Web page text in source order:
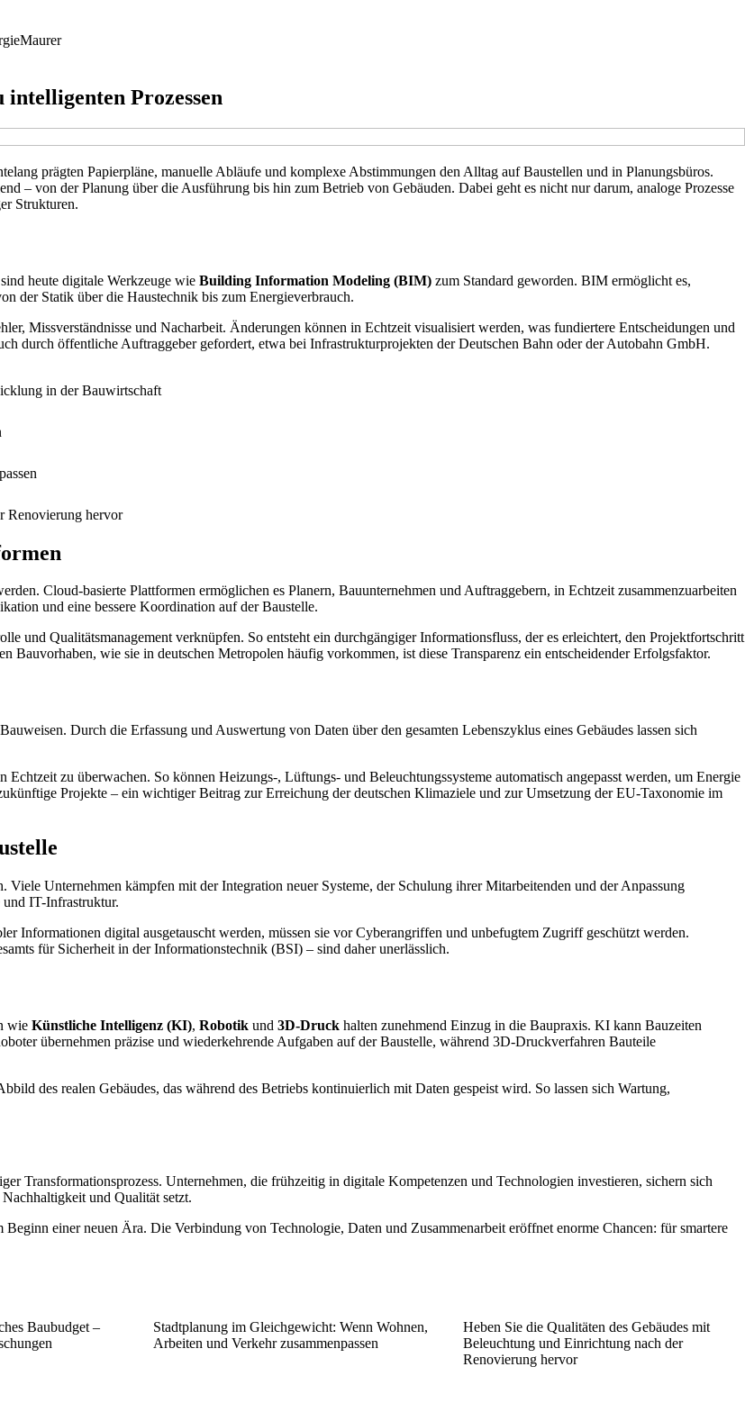
Maurer
Prozessen
prägten Papierpläne, manuelle Abläufe und komplexe Abstimmungen den Alltag auf Baustellen und in Planungsbüros.
– von der Planung über die Ausführung bis hin zum Betrieb von Gebäuden. Dabei geht es nicht nur darum, analoge Prozesse
Strukturen.
heute digitale Werkzeuge wie Building Information Modeling (BIM) zum Standard geworden. BIM ermöglicht es,
der Statik über die Haustechnik bis zum Energieverbrauch.
Missverständnisse und Nacharbeit. Änderungen können in Echtzeit visualisiert werden, was fundiertere Entscheidungen und
durch öffentliche Auftraggeber gefordert, etwa bei Infrastrukturprojekten der Deutschen Bahn oder der Autobahn GmbH.
in der Bauwirtschaft
Renovierung hervor
Cloud-basierte Plattformen ermöglichen es Planern, Bauunternehmen und Auftraggebern, in Echtzeit zusammenzuarbeiten
und eine bessere Koordination auf der Baustelle.
und Qualitätsmanagement verknüpfen. So entsteht ein durchgängiger Informationsfluss, der es erleichtert, den Projektfortschritt
Bauvorhaben, wie sie in deutschen Metropolen häufig vorkommen, ist diese Transparenz ein entscheidender Erfolgsfaktor.
Durch die Erfassung und Auswertung von Daten über den gesamten Lebenszyklus eines Gebäudes lassen sich
Echtzeit zu überwachen. So können Heizungs-, Lüftungs- und Beleuchtungssysteme automatisch angepasst werden, um Energie
Projekte – ein wichtiger Beitrag zur Erreichung der deutschen Klimaziele und zur Umsetzung der EU-Taxonomie im
Unternehmen kämpfen mit der Integration neuer Systeme, der Schulung ihrer Mitarbeitenden und der Anpassung
IT-Infrastruktur.
Informationen digital ausgetauscht werden, müssen sie vor Cyberangriffen und unbefugtem Zugriff geschützt werden.
für Sicherheit in der Informationstechnik (BSI) – sind daher unerlässlich.
wie Künstliche Intelligenz (KI), Robotik und 3D-Druck halten zunehmend Einzug in die Baupraxis. KI kann Bauzeiten
übernehmen präzise und wiederkehrende Aufgaben auf der Baustelle, während 3D-Druckverfahren Bauteile
des realen Gebäudes, das während des Betriebs kontinuierlich mit Daten gespeist wird. So lassen sich Wartung,
Transformationsprozess. Unternehmen, die frühzeitig in digitale Kompetenzen und Technologien investieren, sichern sich
und Qualität setzt.
einer neuen Ära. Die Verbindung von Technologie, Daten und Zusammenarbeit eröffnet enorme Chancen: für smartere
Bau­budget –
Stadtplanung im Gleichgewicht: Wenn Wohnen,
Arbeiten und Verkehr zusammenpassen
Heben Sie die Qualitäten des Gebäudes mit
Beleuchtung und Einrichtung nach der
Renovierung hervor